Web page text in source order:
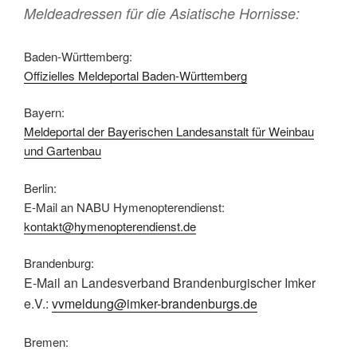
Meldeadressen für die Asiatische Hornisse:
Baden-Württemberg:
Offizielles Meldeportal Baden-Württemberg
Bayern:
Meldeportal der Bayerischen Landesanstalt für Weinbau
und Gartenbau
Berlin:
E-Mail an NABU Hymenopterendienst:
kontakt@hymenopterendienst.de
Brandenburg:
E-Mail an Landesverband Brandenburgischer Imker
e.V.: vvmeldung@imker-brandenburgs.de
Bremen: